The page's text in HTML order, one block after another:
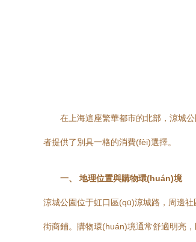
在上海這座繁華都市的北部，涼城
者提供了別具一格的消費(fèi)選擇。
一、 地理位置與購物環(huán)境
涼城公園位于虹口區(qū)涼城路，周邊
街商鋪。購物環(huán)境通常舒適明亮